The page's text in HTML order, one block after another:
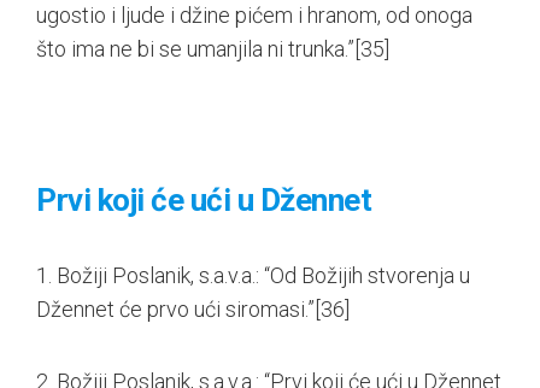
ugostio i ljude i džine pićem i hranom, od onoga
što ima ne bi se umanjila ni trunka.”[35]
Prvi koji će ući u Džennet
1. Božiji Poslanik, s.a.v.a.: “Od Božijih stvorenja u
Džennet će prvo ući siromasi.”[36]
2. Božiji Poslanik, s.a.v.a.: “Prvi koji će ući u Džennet